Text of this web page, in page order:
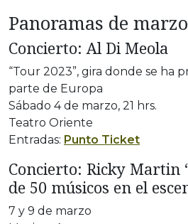
Panoramas de marzo
Concierto: Al Di Meola
“Tour 2023”, gira donde se ha
parte de Europa
Sábado 4 de marzo, 21 hrs.
Teatro Oriente
Entradas: Punto Ticket
Concierto: Ricky Martin
de 50 músicos en el
7 y 9 de marzo